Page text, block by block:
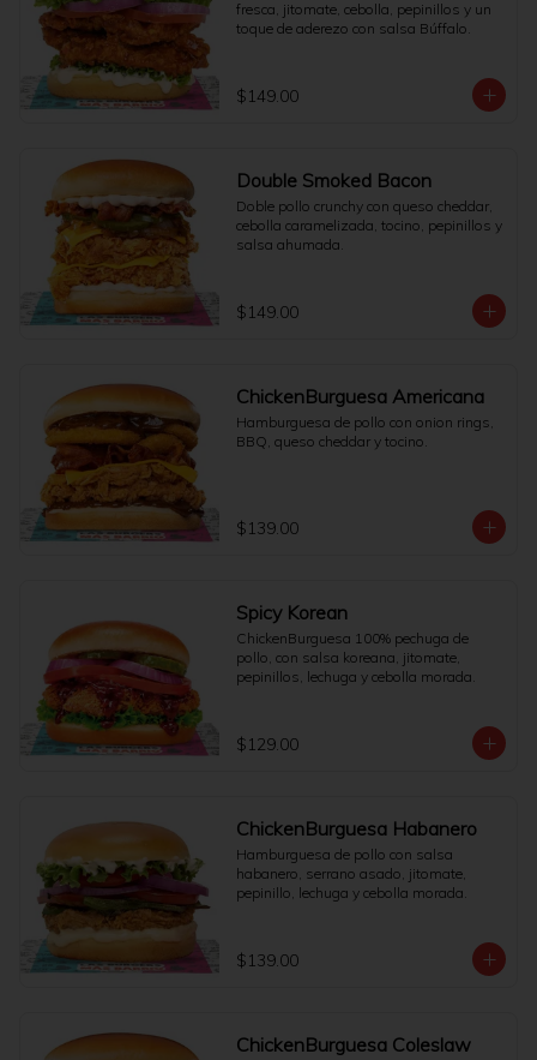
fresca, jitomate, cebolla, pepinillos y un
toque de aderezo con salsa Búffalo.
$149.00
Double Smoked Bacon
Doble pollo crunchy con queso cheddar,
cebolla caramelizada, tocino, pepinillos y
salsa ahumada.
$149.00
ChickenBurguesa Americana
Hamburguesa de pollo con onion rings,
BBQ, queso cheddar y tocino.
$139.00
Spicy Korean
ChickenBurguesa 100% pechuga de
pollo, con salsa koreana, jitomate,
pepinillos, lechuga y cebolla morada.
$129.00
ChickenBurguesa Habanero
Hamburguesa de pollo con salsa
habanero, serrano asado, jitomate,
pepinillo, lechuga y cebolla morada.
$139.00
ChickenBurguesa Coleslaw